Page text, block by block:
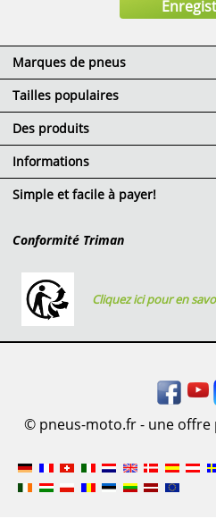
Marques de pneus
Tailles populaires
Des produits
Informations
Inscription partenaire de
Simple et facile à payer!
Conformité Triman
Cliquez ici pour en
© pneus-moto.fr - une offre